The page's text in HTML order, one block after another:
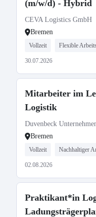
(m/w/d) - Hybrid
CEVA Logistics GmbH
Bremen
Vollzeit Flexible
30.07.2026
Mitarbeiter im
Logistik
Duvenbeck
Bremen
Vollzeit Nachhaltiger
02.08.2026
Praktikant*in